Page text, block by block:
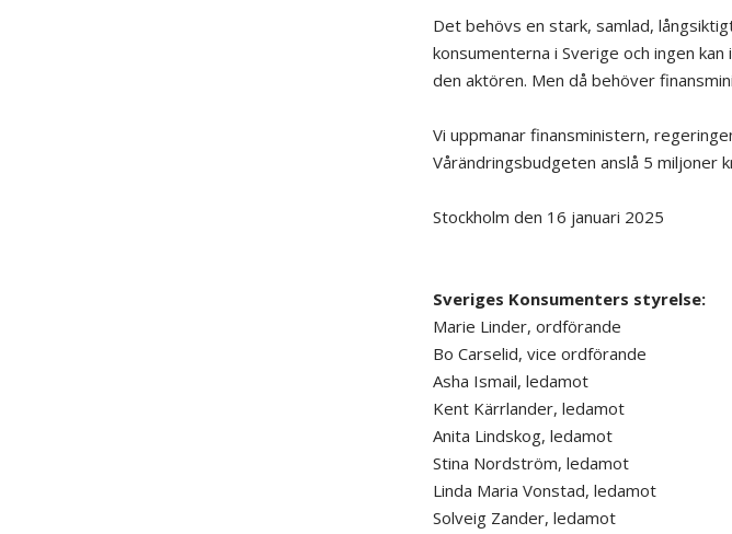
Det behövs en stark, samlad,
konsumenterna i Sverige och ingen
den aktören. Men då behöver
Vi uppmanar finansministern,
Vårändringsbudgeten anslå 5 miljoner
Stockholm den 16 januari 2025
Sveriges Konsumenters styrelse:
Marie Linder, ordförande
Bo Carselid, vice ordförande
Asha Ismail, ledamot
Kent Kärrlander, ledamot
Anita Lindskog, ledamot
Stina Nordström, ledamot
Linda Maria Vonstad, ledamot
Solveig Zander, ledamot